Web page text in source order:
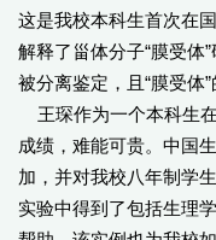
这是我校本科生首次在
解释了甾体分子“膜受体
被分离鉴定，且“膜受体
王琛作为一个本科生
成绩，难能可贵。中国
加，并对我校八年制学
实验中得到了包括生理